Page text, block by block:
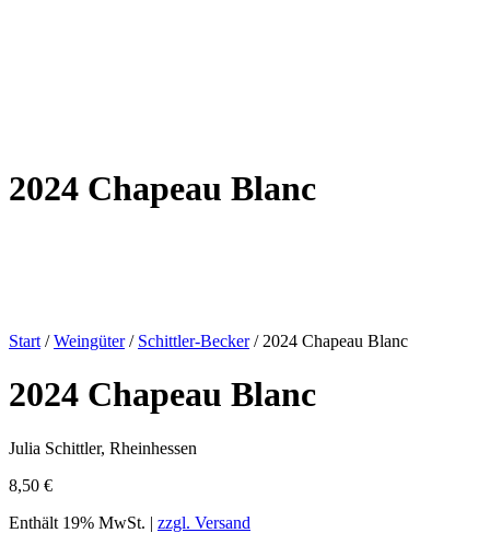
2024 Chapeau Blanc
Start /Weingüter/ Schittler-Becker/ 2024 Chapeau Blanc
2024 Chapeau Blanc
Julia Schittler, Rheinhessen
8,50 €
Enthält 19% MwSt. | zzgl. Versand